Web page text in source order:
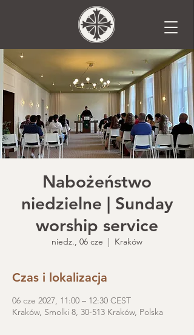
Nabożeństwo
niedzielne | Sunday
worship service
niedz., 06 cze
  |
Kraków
Czas i lokalizacja
06 cze 2027, 11:00 – 12:30 CEST
Kraków, Smolki 8, 30-513 Kraków, Polska